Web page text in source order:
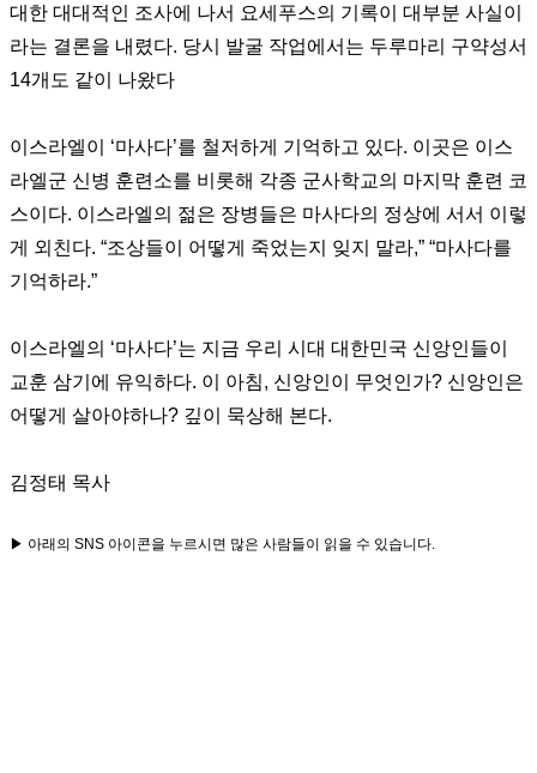
대한 대대적인 조사에 나서 요세푸스의 기록이 대부분 사실이
라는 결론을 내렸다. 당시 발굴 작업에서는 두루마리 구약성서
14개도 같이 나왔다
이스라엘이 ‘마사다’를 철저하게 기억하고 있다. 이곳은 이스
라엘군 신병 훈련소를 비롯해 각종 군사학교의 마지막 훈련 코
스이다. 이스라엘의 젊은 장병들은 마사다의 정상에 서서 이렇
게 외친다. “조상들이 어떻게 죽었는지 잊지 말라,” “마사다를
기억하라.”
이스라엘의 ‘마사다’는 지금 우리 시대 대한민국 신앙인들이
교훈 삼기에 유익하다. 이 아침, 신앙인이 무엇인가? 신앙인은
어떻게 살아야하나? 깊이 묵상해 본다.
김정태 목사
▶ 아래의 SNS 아이콘을 누르시면 많은 사람들이 읽을 수 있습니다.